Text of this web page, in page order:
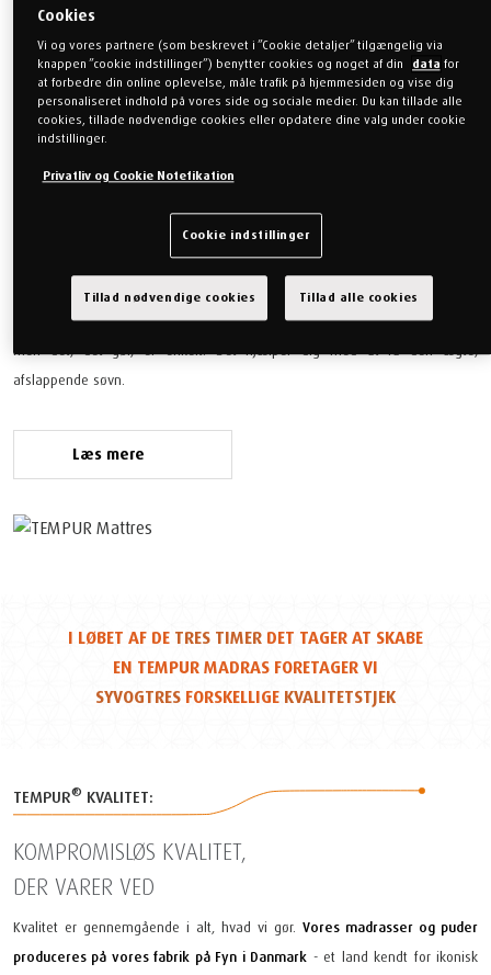
Dette er hemmeligheden. Det øjeblik du lægger dig ned føles som ren
magi, når cellerne øjeblikkeligt reagerer på din krops form, vægt og
trykaflastning giver din krop fuldkommen komfort og støtte, hvilket hjælper
dig til hurtigere at glide ind i søvnen og reducerer, at du vender og drejer
dig. Det absorberer bevægelse fra din partner, så det er mindre sandsynligt
at I forstyrrer hinanden. Hvordan TEMPUR
Materialet virker er komplekst,
men det, det gør, er enkelt: Det hjælper dig med at få den ægte,
afslappende søvn.
Læs mere
I LØBET AF DE TRES TIMER DET TAGER AT SKABE
EN TEMPUR MADRAS FORETAGER VI
SYVOGTRES FORSKELLIGE KVALITETSTJEK
TEMPUR® KVALITET:
KOMPROMISLØS KVALITET,
DER VARER VED
Kvalitet er gennemgående i alt, hvad vi gør. Vores madrasser og puder
produceres på vores fabrik på Fyn i Danmark - et land kendt for ikonisk
Cookies
Vi og vores partnere (som beskrevet i ”Cookie detaljer” tilgængelig via
knappen ”cookie indstillinger”) benytter cookies og noget af din
data for
at forbedre din online oplevelse, måle trafik på hjemmesiden og vise dig
personaliseret indhold på vores side og sociale medier. Du kan tillade alle
cookies, tillade nødvendige cookies eller opdatere dine valg under cookie
indstillinger.
Privatliv og Cookie Notefikation
Cookie indstillinger
Tillad nødvendige cookies Tillad alle cookies